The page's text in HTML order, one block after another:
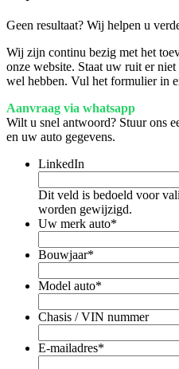
Geen resultaat? Wij helpen u
Wij zijn continu bezig met het
onze website. Staat uw ruit er
wel hebben. Vul het formulier in
Aanvraag via whatsapp
Wilt u snel antwoord? Stuur ons
en uw auto gegevens.
LinkedIn
Dit veld is bedoeld voor
worden gewijzigd.
Uw merk auto*
Bouwjaar*
Model auto*
Chasis / VIN nummer
E-mailadres*